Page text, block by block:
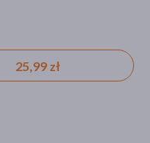
25,99 zł
zmarszczki,
15,19 zł